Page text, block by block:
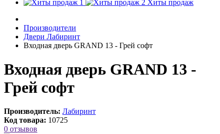
Хиты продаж
Производители
Двери Лабиринт
Входная дверь GRAND 13 - Грей софт
Входная дверь GRAND 13 -
Грей софт
Производитель: Лабиринт
Код товара: 10725
0 отзывов